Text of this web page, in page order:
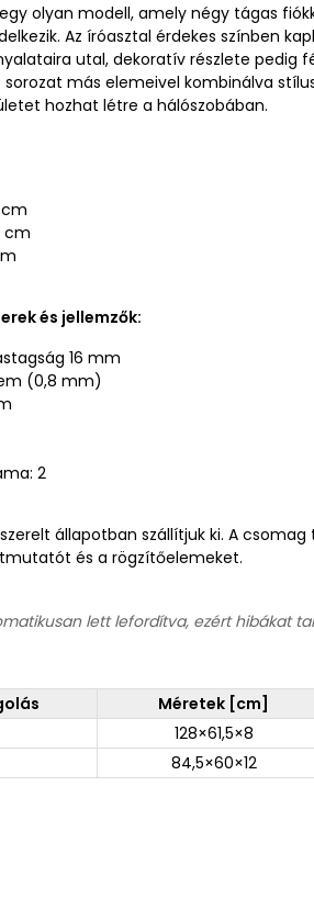
egy olyan modell, amely négy tágas
Az íróasztal érdekes színben
utal, dekoratív részlete pedig
sorozat más elemeivel kombinálva
hozhat létre a hálószobában.
cm
cm
és jellemzők:
16 mm
(0,8 mm)
2
állapotban szállítjuk ki. A csomag
és a rögzítőelemeket.
lett lefordítva, ezért hibákat
Méretek [cm]
128×61,5×8
84,5×60×12